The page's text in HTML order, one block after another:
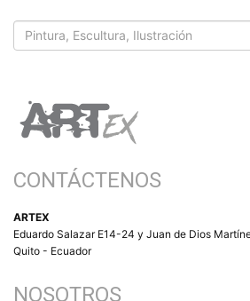
CONTÁCTENOS
ARTEX
Eduardo Salazar E14-24 y Juan de Dios
Quito - Ecuador
NOSOTROS